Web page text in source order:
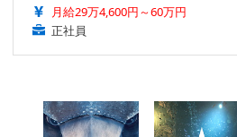
月給29万4,600円～60万円
正社員